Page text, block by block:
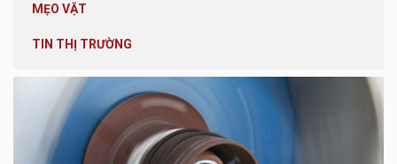
MẸO VẶT
TIN THỊ TRƯỜNG